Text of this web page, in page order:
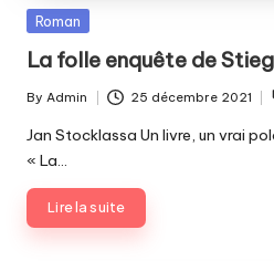
Posted
Roman
La folle enquête de
Posted
by
By Admin 25 décembre 2021
Tags:
Jan Stocklassa Un livre, un vrai
« La…
Lire la suite